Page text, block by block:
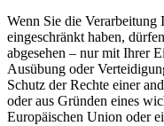
Wenn Sie die Verarbeitung
eingeschränkt haben,
abgesehen – nur mit Ihrer
Ausübung oder
Schutz der Rechte einer
oder aus Gründen eines
Europäischen Union oder